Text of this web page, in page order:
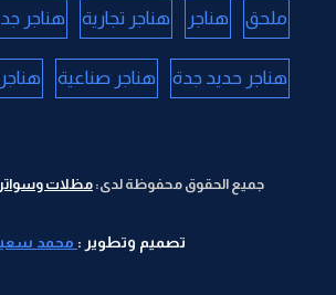
ملحق هناجر هناجر تجارية هناجر
هناجر حديد جدة هناجر صناعية
جميع الحقوق محفوظة لدى: مظلات وسواتر
تصميم وتطوير : محمد